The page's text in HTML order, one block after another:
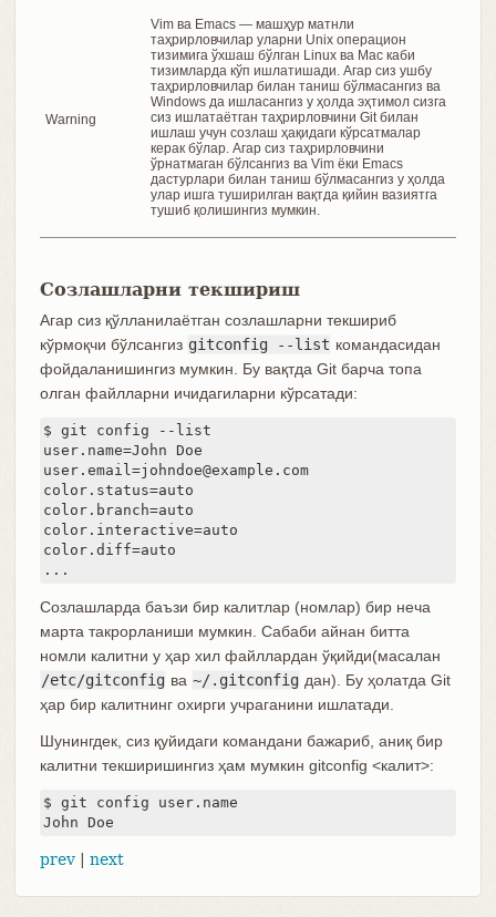
Warning
Vim ва Emacs — машҳур матнли
таҳрирловчилар уларни Unix операцион
тизимига ўхшаш бўлган Linux ва Mac каби
тизимларда кўп ишлатишади. Агар сиз ушбу
таҳрирловчилар билан таниш бўлмасангиз ва
Windows да ишласангиз у ҳолда эҳтимол сизга
сиз ишлатаётган таҳрирловчини Git билан
ишлаш учун созлаш ҳақидаги кўрсатмалар
керак бўлар. Агар сиз таҳрирловчини
ўрнатмаган бўлсангиз ва Vim ёки Emacs
дастурлари билан таниш бўлмасангиз у ҳолда
улар ишга туширилган вақтда қийин вазиятга
тушиб қолишингиз мумкин.
Созлашларни текшириш
Агар сиз қўлланилаётган созлашларни текшириб
кўрмоқчи бўлсангиз gitconfig --list командасидан
фойдаланишингиз мумкин. Бу вақтда Git барча топа
олган файлларни ичидагиларни кўрсатади:
$ git config --list
user.name=John Doe
user.email=johndoe@example.com
color.status=auto
color.branch=auto
color.interactive=auto
color.diff=auto
...
Созлашларда баъзи бир калитлар (номлар) бир неча
марта такрорланиши мумкин. Сабаби айнан битта
номли калитни у ҳар хил файллардан ўқийди(масалан
/etc/gitconfig ва ~/.gitconfig дан). Бу ҳолатда Git
ҳар бир калитнинг охирги учраганини ишлатади.
Шунингдек, сиз қуйидаги командани бажариб, аниқ бир
калитни текширишингиз ҳам мумкин gitconfig <калит>:
$ git config user.name
John Doe
prev| next